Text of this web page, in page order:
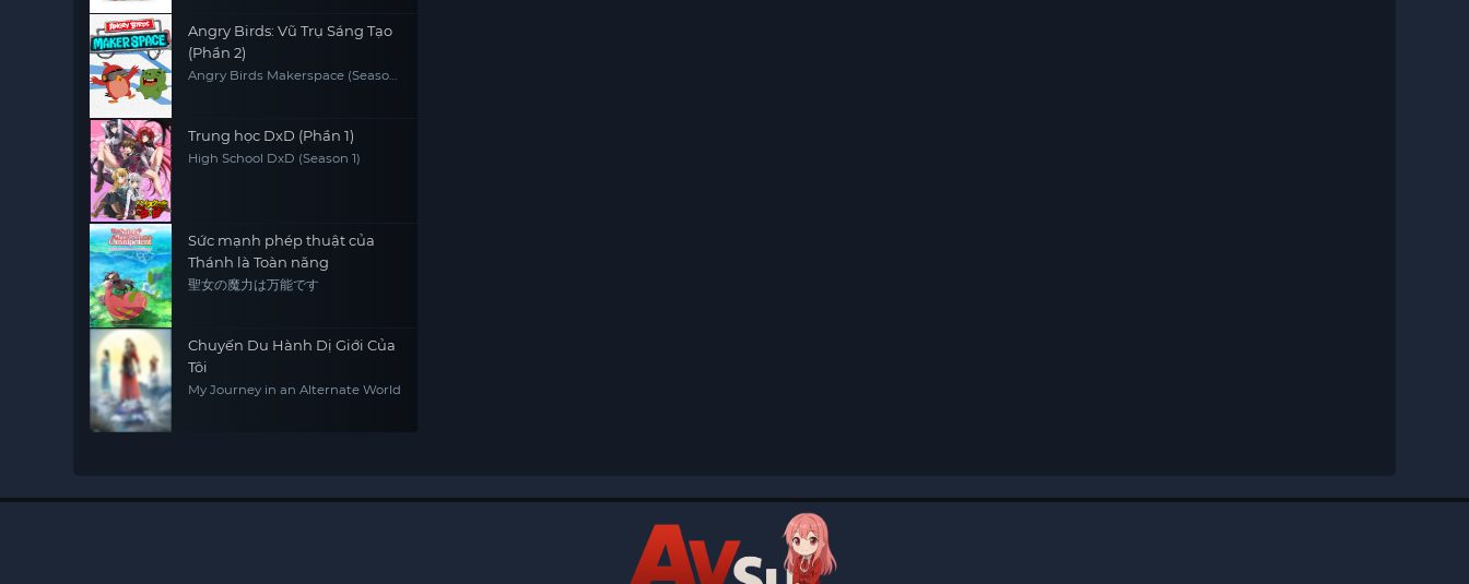
Angry Birds: Vũ Trụ Sáng Tạo
(Phần 2)
Angry Birds Makerspace (Season
Trung học DxD (Phần 1)
High School DxD (Season 1)
Sức mạnh phép thuật của
Thánh là Toàn năng
聖女の魔力は万能です
Chuyến Du Hành Dị Giới Của
Tôi
My Journey in an Alternate World